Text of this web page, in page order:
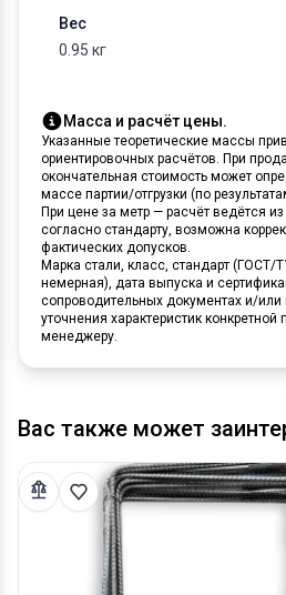
Вес
0.95 кг
Масса и расчёт цены.
Указанные теоретические массы
ориентировочных расчётов. При
окончательная стоимость может
массе партии/отгрузки (по
При цене за метр — расчёт ведётся
согласно стандарту, возможна
фактических допусков.
Марка стали, класс, стандарт (ГОСТ/
немерная), дата выпуска и
сопроводительных документах и/или
уточнения характеристик конкретной
менеджеру.
Вас также может